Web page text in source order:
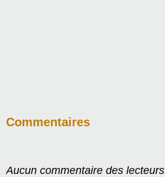
Commentaires
Aucun commentaire des lecteurs